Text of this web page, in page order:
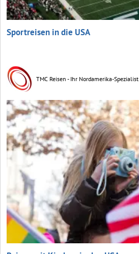
Sportreisen in die USA
TMC Reisen - Ihr Nordamerika-Spezialist